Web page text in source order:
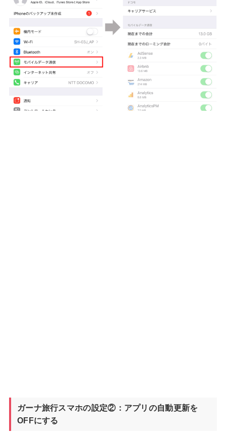
ガーナ旅行スマホの設定②：アプリの自動更新を
OFFにする